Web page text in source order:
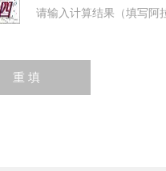
请输入计算结果（填写阿